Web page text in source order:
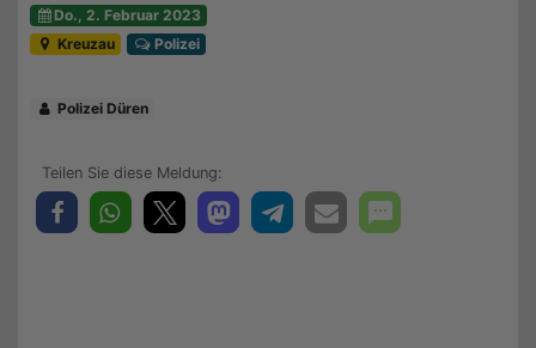
Do., 2. Februar 2023
Kreuzau
Polizei
Polizei Düren